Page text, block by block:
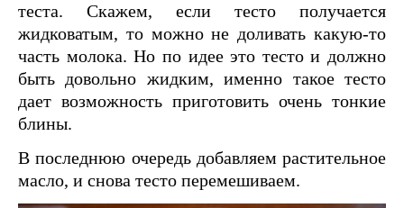
теста. Скажем, если тесто получается
жидковатым, то можно не доливать какую-то
часть молока. Но по идее это тесто и должно
быть довольно жидким, именно такое тесто
дает возможность приготовить очень тонкие
блины.
В последнюю очередь добавляем растительное
масло, и снова тесто перемешиваем.